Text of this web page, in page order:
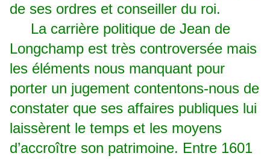
de ses ordres et conseiller du roi.
La carrière politique de Jean de
Longchamp est très controversée mais
les éléments nous manquant pour
porter un jugement contentons-nous de
constater que ses affaires publiques lui
laissèrent le temps et les moyens
d’accroître son patrimoine. Entre 1601